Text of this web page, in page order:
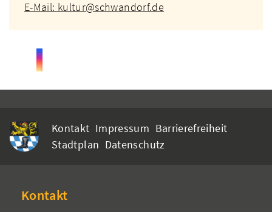
E-Mail: kultur@schwandorf.de
Kontakt Impressum Barrierefreiheit
Stadtplan Datenschutz
Kontakt